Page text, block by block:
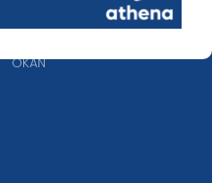
Buitengewoon onderwijs
OKAN